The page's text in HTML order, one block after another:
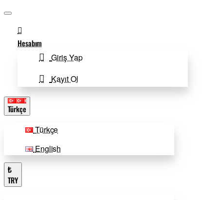
Hesabım
Giriş Yap
Kayıt Ol
Türkçe
Türkçe
English
₺
TRY